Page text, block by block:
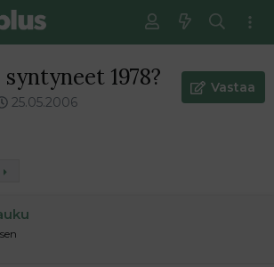
1978?
E
i
n
25.05.2006
Vastaa